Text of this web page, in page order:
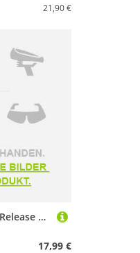
21,90 €
Rapala Rcd Magnetic Release Magnetic Clip Blau
17,99 €